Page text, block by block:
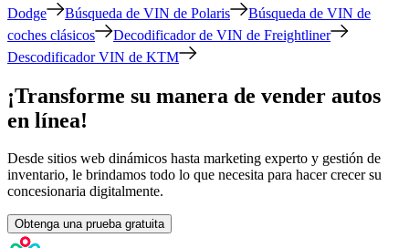
Dodge
Búsqueda de VIN de Polaris
Búsqueda de VIN de
coches clásicos
Decodificador de VIN de Freightliner
Descodificador VIN de KTM
¡Transforme su manera de vender autos
en línea!
Desde sitios web dinámicos hasta marketing experto y gestión de
inventario, le brindamos todo lo que necesita para hacer crecer su
concesionaria digitalmente.
Obtenga una prueba gratuita